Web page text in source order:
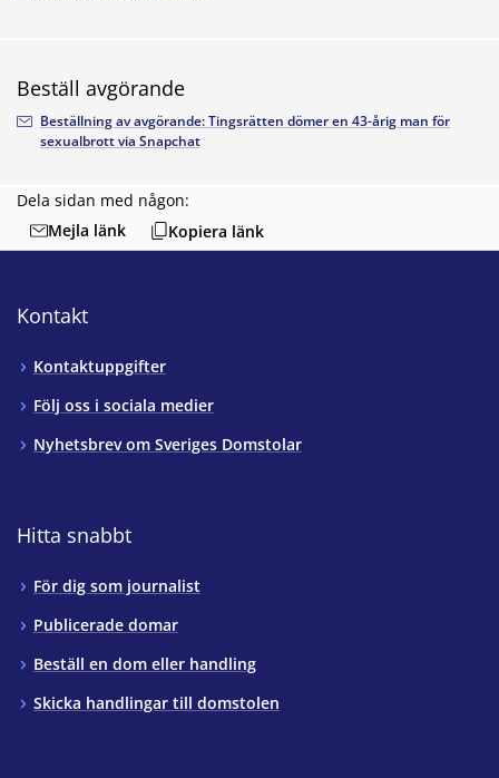
Dela sidan med någon:
Mejla länk
Kopiera länk
Beställ avgörande
Beställning av avgörande: Tingsrätten dömer en 43-årig man för
sexualbrott via Snapchat
Kontakt
Kontaktuppgifter
Följ oss i sociala medier
Nyhetsbrev om Sveriges Domstolar
Hitta snabbt
För dig som journalist
Publicerade domar
Beställ en dom eller handling
Skicka handlingar till domstolen